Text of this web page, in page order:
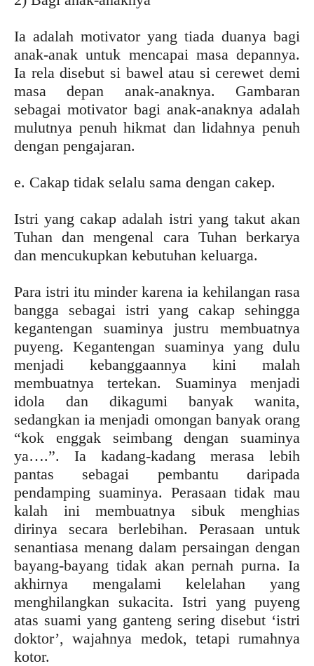
Ia adalah motivator yang tiada duanya bagi
anak-anak untuk mencapai masa depannya.
Ia rela disebut si bawel atau si cerewet demi
masa depan anak-anaknya. Gambaran
sebagai motivator bagi anak-anaknya adalah
mulutnya penuh hikmat dan lidahnya penuh
dengan pengajaran.
e. Cakap tidak selalu sama dengan cakep.
Istri yang cakap adalah istri yang takut akan
Tuhan dan mengenal cara Tuhan berkarya
dan mencukupkan kebutuhan keluarga.
Para istri itu minder karena ia kehilangan rasa
bangga sebagai istri yang cakap sehingga
kegantengan suaminya justru membuatnya
puyeng. Kegantengan suaminya yang dulu
menjadi kebanggaannya kini malah
membuatnya tertekan. Suaminya menjadi
idola dan dikagumi banyak wanita,
sedangkan ia menjadi omongan banyak orang
“kok enggak seimbang dengan suaminya
ya….”. Ia kadang-kadang merasa lebih
pantas sebagai pembantu daripada
pendamping suaminya. Perasaan tidak mau
kalah ini membuatnya sibuk menghias
dirinya secara berlebihan. Perasaan untuk
senantiasa menang dalam persaingan dengan
bayang-bayang tidak akan pernah purna. Ia
akhirnya mengalami kelelahan yang
menghilangkan sukacita. Istri yang puyeng
atas suami yang ganteng sering disebut ‘istri
doktor’, wajahnya medok, tetapi rumahnya
kotor.